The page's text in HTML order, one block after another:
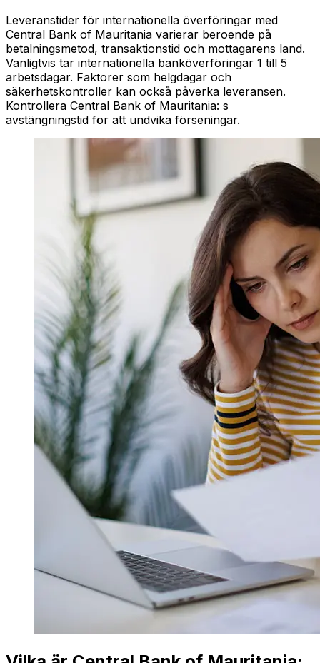
Leveranstider för internationella överföringar med
Central Bank of Mauritania varierar beroende på
betalningsmetod, transaktionstid och mottagarens land.
Vanligtvis tar internationella banköverföringar 1 till 5
arbetsdagar. Faktorer som helgdagar och
säkerhetskontroller kan också påverka leveransen.
Kontrollera Central Bank of Mauritania: s
avstängningstid för att undvika förseningar.